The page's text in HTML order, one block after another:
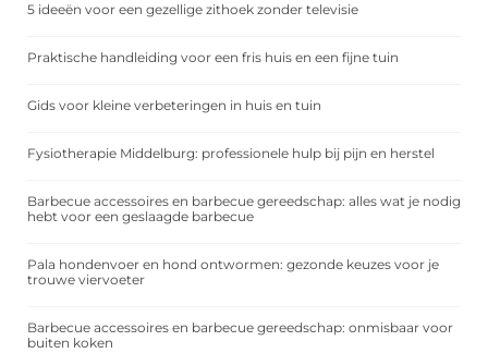
5 ideeën voor een gezellige zithoek zonder televisie
Praktische handleiding voor een fris huis en een fijne tuin
Gids voor kleine verbeteringen in huis en tuin
Fysiotherapie Middelburg: professionele hulp bij pijn en herstel
Barbecue accessoires en barbecue gereedschap: alles wat je nodig
hebt voor een geslaagde barbecue
Pala hondenvoer en hond ontwormen: gezonde keuzes voor je
trouwe viervoeter
Barbecue accessoires en barbecue gereedschap: onmisbaar voor
buiten koken